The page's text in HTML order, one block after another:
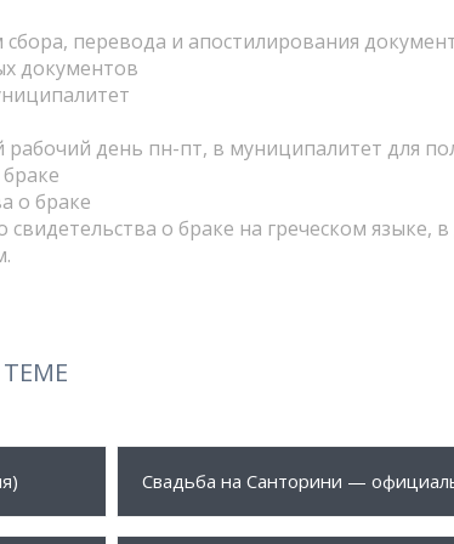
перевода и апостилирования
документов
день пн-пт, в муниципалитет для
о браке
о браке на греческом языке, в
1900 € ПОДРОБНЕЕ
Свадьба на Санторини —